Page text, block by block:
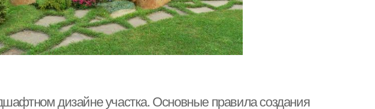
дизайне участка. Основные правила создания